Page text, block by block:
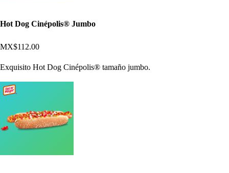
Hot Dog Cinépolis® Jumbo
MX$112.00
Exquisito Hot Dog Cinépolis® tamaño jumbo.